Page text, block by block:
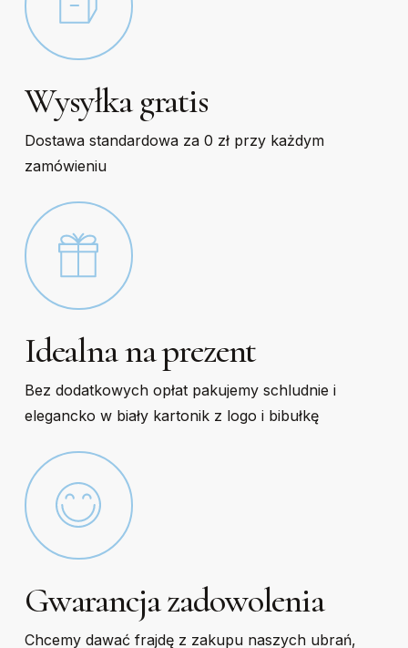
Wysyłka gratis
Dostawa standardowa za 0 zł przy każdym
zamówieniu
Idealna na prezent
Bez dodatkowych opłat pakujemy schludnie i
elegancko w biały kartonik z logo i bibułkę
Gwarancja zadowolenia
Chcemy dawać frajdę z zakupu naszych ubrań,